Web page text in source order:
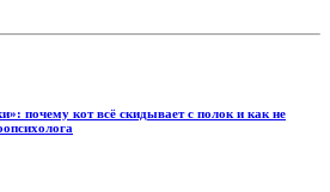
почему кот всё скидывает с полок и как не